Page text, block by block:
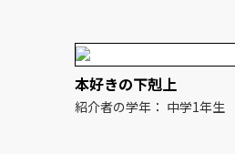
本好きの下剋上
紹介者の学年： 中学1年生